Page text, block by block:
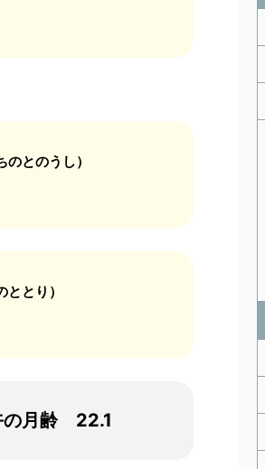
のとのうし）
とり）
の月齢 22.1